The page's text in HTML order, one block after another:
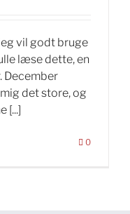
vil godt bruge
læse dette, en
December
det store, og
[...]
0